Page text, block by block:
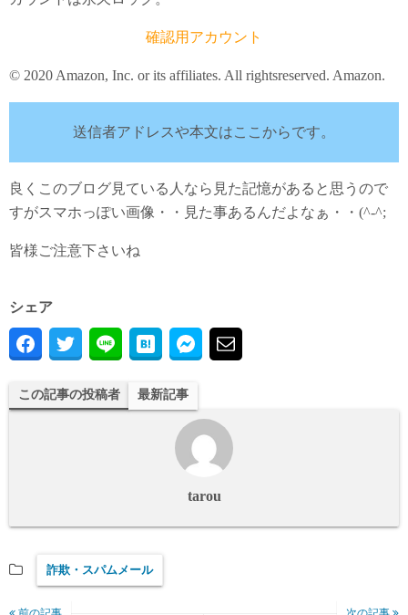
確認用アカウント
© 2020 Amazon, Inc. or its affiliates. All rightsreserved. Amazon.
送信者アドレスや本文はここからです。
良くこのブログ見ている人なら見た記憶があると思うので
すがスマホっぽい画像・・見た事あるんだよなぁ・・(^-^;
皆様ご注意下さいね
シェア
この記事の投稿者 最新記事
tarou
詐欺・スパムメール